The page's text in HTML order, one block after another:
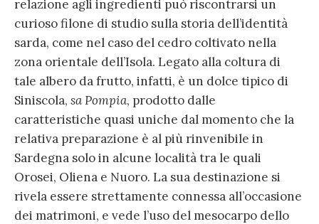
relazione agli ingredienti può riscontrarsi un
curioso filone di studio sulla storia dell’identità
sarda, come nel caso del cedro coltivato nella
zona orientale dell’Isola. Legato alla coltura di
tale albero da frutto, infatti, è un dolce tipico di
Siniscola, sa Pompia, prodotto dalle
caratteristiche quasi uniche dal momento che la
relativa preparazione è al più rinvenibile in
Sardegna solo in alcune località tra le quali
Orosei, Oliena e Nuoro. La sua destinazione si
rivela essere strettamente connessa all’occasione
dei matrimoni, e vede l’uso del mesocarpo dello